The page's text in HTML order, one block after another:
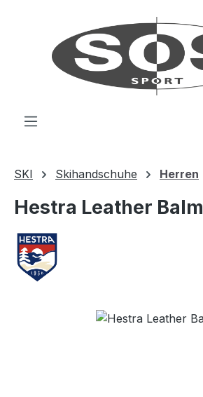
SKI Skihandschuhe Herren
Hestra Leather Balm
Bildergalerie überspringen